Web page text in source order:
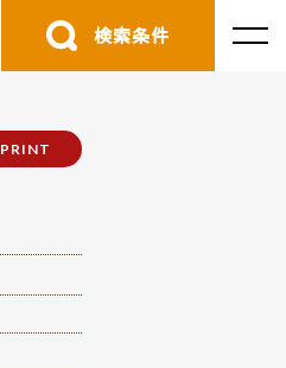
検索条件
PRINT